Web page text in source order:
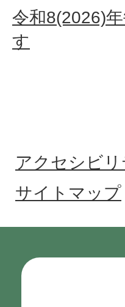
令和8(2026)
す
アクセシビリ
サイトマップ